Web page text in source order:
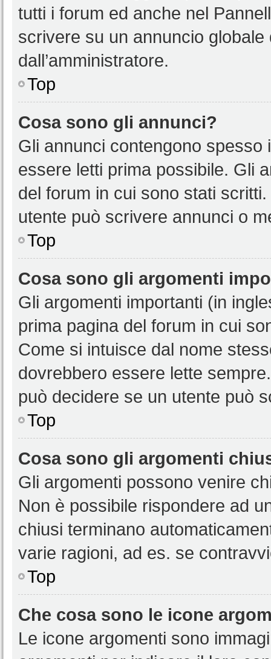
tutti i forum ed anche nel
scrivere su un annuncio
dall’amministratore.
Top
Cosa sono gli annunci?
Gli annunci contengono
essere letti prima possibile. Gli
del forum in cui sono stati
utente può scrivere annunci o
Top
Cosa sono gli argomenti
Gli argomenti importanti (in
prima pagina del forum in cui
Come si intuisce dal nome
dovrebbero essere lette
può decidere se un utente può
Top
Cosa sono gli argomenti
Gli argomenti possono venire
Non è possibile rispondere ad
chiusi terminano
varie ragioni, ad es. se
Top
Che cosa sono le icone
Le icone argomenti sono